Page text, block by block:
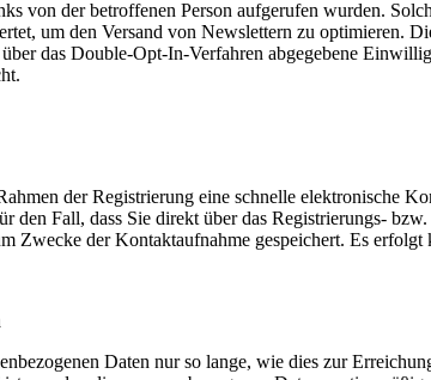
von der betroffenen Person aufgerufen wurden.
um den Versand von Newslettern zu optimieren.
das Double-Opt-In-Verfahren abgegebene
der Registrierung eine schnelle elektronische
Fall, dass Sie direkt über das Registrierungs-
Zwecke der Kontaktaufnahme gespeichert. Es
Daten nur so lange, wie dies zur